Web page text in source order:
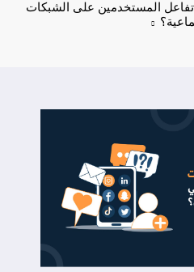
المستخدمين على الشبكات